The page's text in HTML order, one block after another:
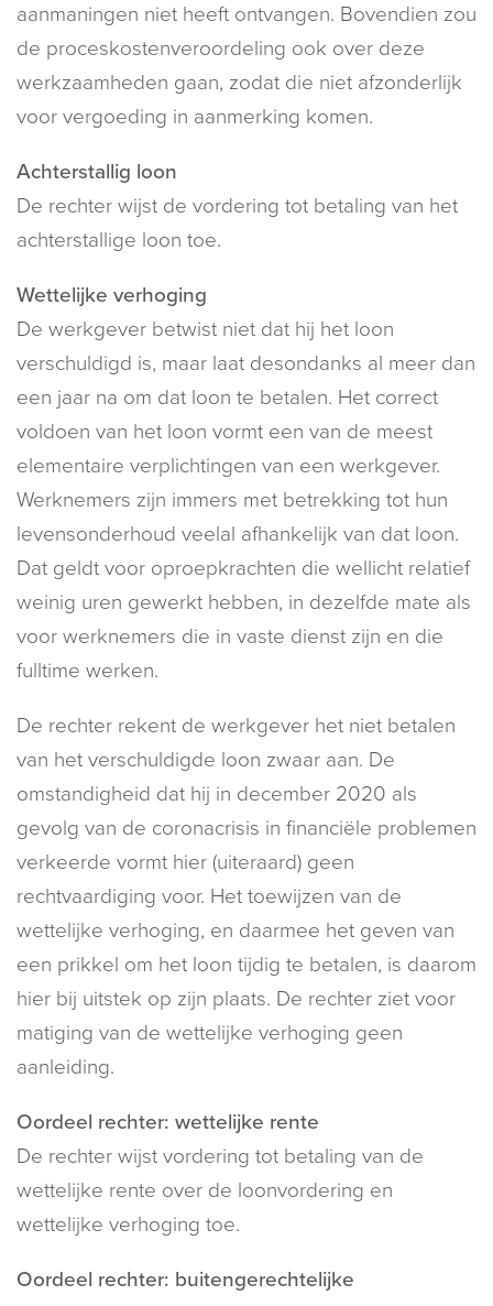
aanmaningen niet heeft ontvangen. Bovendien zou
de proceskostenveroordeling ook over deze
werkzaamheden gaan, zodat die niet afzonderlijk
voor vergoeding in aanmerking komen.
Achterstallig loon
De rechter wijst de vordering tot betaling van het
achterstallige loon toe.
Wettelijke verhoging
De werkgever betwist niet dat hij het loon
verschuldigd is, maar laat desondanks al meer dan
een jaar na om dat loon te betalen. Het correct
voldoen van het loon vormt een van de meest
elementaire verplichtingen van een werkgever.
Werknemers zijn immers met betrekking tot hun
levensonderhoud veelal afhankelijk van dat loon.
Dat geldt voor oproepkrachten die wellicht relatief
weinig uren gewerkt hebben, in dezelfde mate als
voor werknemers die in vaste dienst zijn en die
fulltime werken.
De rechter rekent de werkgever het niet betalen
van het verschuldigde loon zwaar aan. De
omstandigheid dat hij in december 2020 als
gevolg van de coronacrisis in financiële problemen
verkeerde vormt hier (uiteraard) geen
rechtvaardiging voor. Het toewijzen van de
wettelijke verhoging, en daarmee het geven van
een prikkel om het loon tijdig te betalen, is daarom
hier bij uitstek op zijn plaats. De rechter ziet voor
matiging van de wettelijke verhoging geen
aanleiding.
Oordeel rechter: wettelijke rente
De rechter wijst vordering tot betaling van de
wettelijke rente over de loonvordering en
wettelijke verhoging toe.
Oordeel rechter: buitengerechtelijke